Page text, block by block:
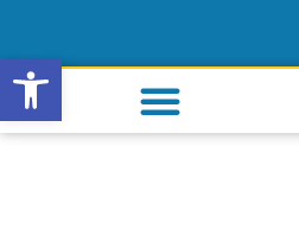
פתח